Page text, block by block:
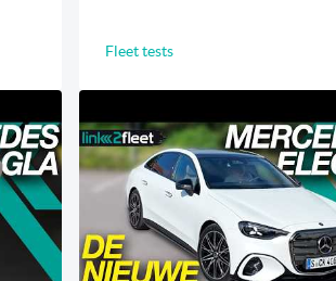
Fleet tests